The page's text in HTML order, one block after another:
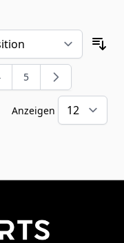
Seite
5
Anzeigen